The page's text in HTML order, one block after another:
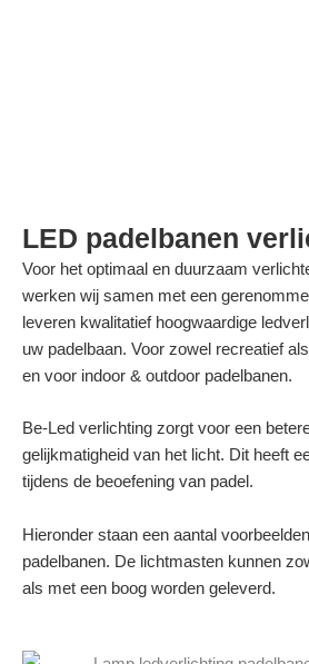
LED padelbanen
Voor het optimaal en duurzaam
werken wij samen met een
leveren kwalitatief hoogwaardige
uw padelbaan. Voor zowel recreatief
en voor indoor & outdoor padelbanen.
Be-Led verlichting zorgt voor een
gelijkmatigheid van het licht. Dit heeft
tijdens de beoefening van padel.
Hieronder staan een aantal
padelbanen. De lichtmasten kunnen
als met een boog worden geleverd.